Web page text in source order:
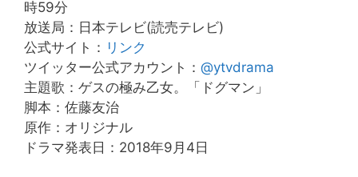
時59分
放送局：日本テレビ(読売テレビ)
公式サイト： リンク
ツイッター公式アカウント： @ytvdrama
主題歌：ゲスの極み乙女。「ドグマン」
脚本：佐藤友治
原作：オリジナル
ドラマ発表日：2018年9月4日